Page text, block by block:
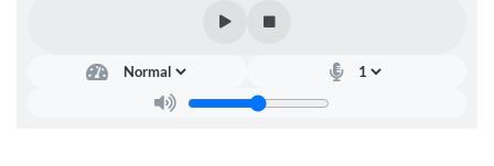
Legislação
Lei de acesso à informação